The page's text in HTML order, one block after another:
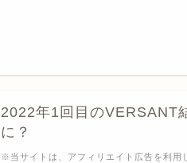
2022年1回目のVERSANT
に？
※当サイトは、アフィリエイト広告を利用